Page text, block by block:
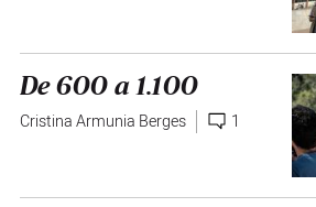
De 600 a 1.100
Cristina Armunia Berges 1